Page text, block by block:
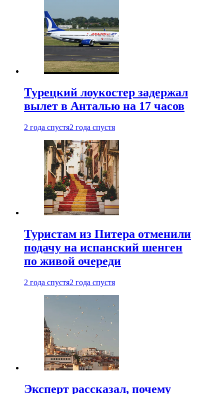
Турецкий лоукостер задержал
вылет в Анталью на 17 часов
2 года спустя2 года спустя
Туристам из Питера отменили
подачу на испанский шенген
по живой очереди
2 года спустя2 года спустя
Эксперт рассказал, почему